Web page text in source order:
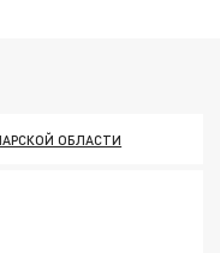
ОБЛАСТИ